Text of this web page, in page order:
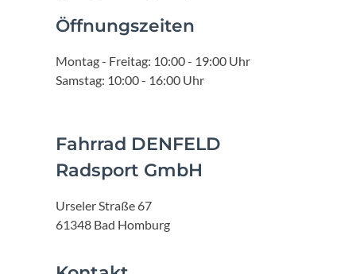
Öffnungszeiten
Montag - Freitag: 10:00 - 19:00 Uhr
Samstag: 10:00 - 16:00 Uhr
Fahrrad DENFELD
Radsport GmbH
Urseler Straße 67
61348 Bad Homburg